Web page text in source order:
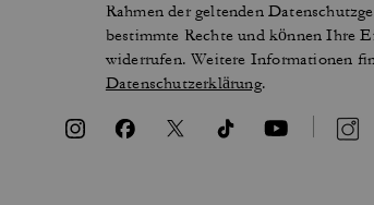
Rahmen der geltenden
bestimmte Rechte und können Ihre
widerrufen. Weitere Informationen
Datenschutzerklärung.